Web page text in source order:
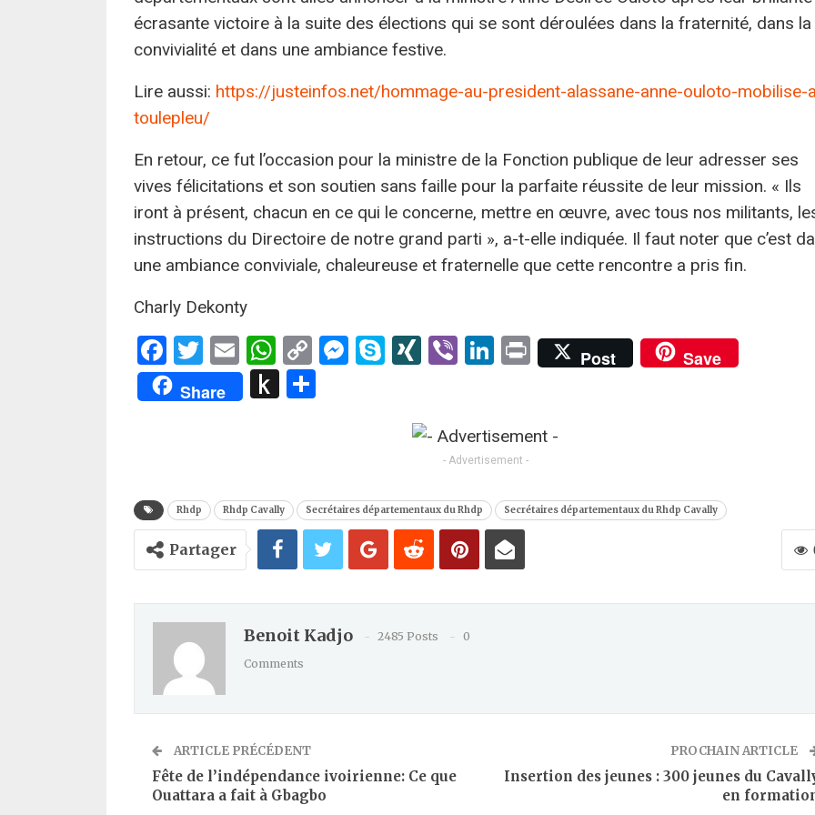
écrasante victoire à la suite des élections qui se sont déroulées dans la fraternité, dans la
convivialité et dans une ambiance festive.
Lire aussi: https://justeinfos.net/hommage-au-president-alassane-anne-ouloto-mobilise-
toulepleu/
En retour, ce fut l’occasion pour la ministre de la Fonction publique de leur adresser ses
vives félicitations et son soutien sans faille pour la parfaite réussite de leur mission. « Ils
iront à présent, chacun en ce qui le concerne, mettre en œuvre, avec tous nos militants,
instructions du Directoire de notre grand parti », a-t-elle indiquée. Il faut noter que c’est
une ambiance conviviale, chaleureuse et fraternelle que cette rencontre a pris fin.
Charly Dekonty
Facebook
Twitter
EmailWhatsApp
Copy
Link
Messenger
SkypeXINGViberLinkedIn
PrintPost
Save
Share
Push
- Advertisement -
Rhdp Rhdp Cavally Secrétaires départementaux du Rhdp Secrétaires départementaux du Rhdp Cavally
Partager
Benoit Kadjo 2485 Posts
0
Comments
ARTICLE PRÉCÉDENT
Fête de l’indépendance ivoirienne: Ce que
Ouattara a fait à Gbagbo
PROCHAIN ARTICLE
Insertion des jeunes : 300 jeunes du
en